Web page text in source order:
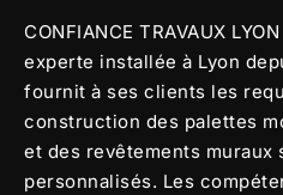
CONFIANCE TRAVAUX
experte installée à Lyon
fournit à ses clients les
construction des palettes
et des revêtements muraux
personnalisés. Les